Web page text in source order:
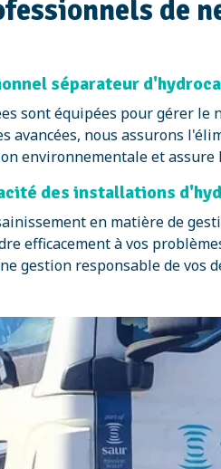
de
séparateur
sont équipées pour gérer le
avancées, nous assurons
environnementale et
des installations
en matière de
efficacement à vos
gestion responsable de vos